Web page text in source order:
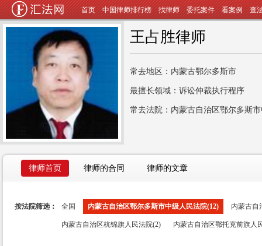
首页 中国律师排行榜 找律师 委托案件 看案例 查
王占胜律师
常去地区：内蒙古鄂尔多斯市
最擅长领域：诉讼仲裁执行程序
常去法院：内蒙古自治区鄂尔多斯
律师首页 律师的合同 律师的文章
按法院筛选： 全国 内蒙古自治区鄂尔多斯市中级人民法院(12) 内蒙古自
内蒙古自治区杭锦旗人民法院(2) 内蒙古自治区鄂托克前旗人